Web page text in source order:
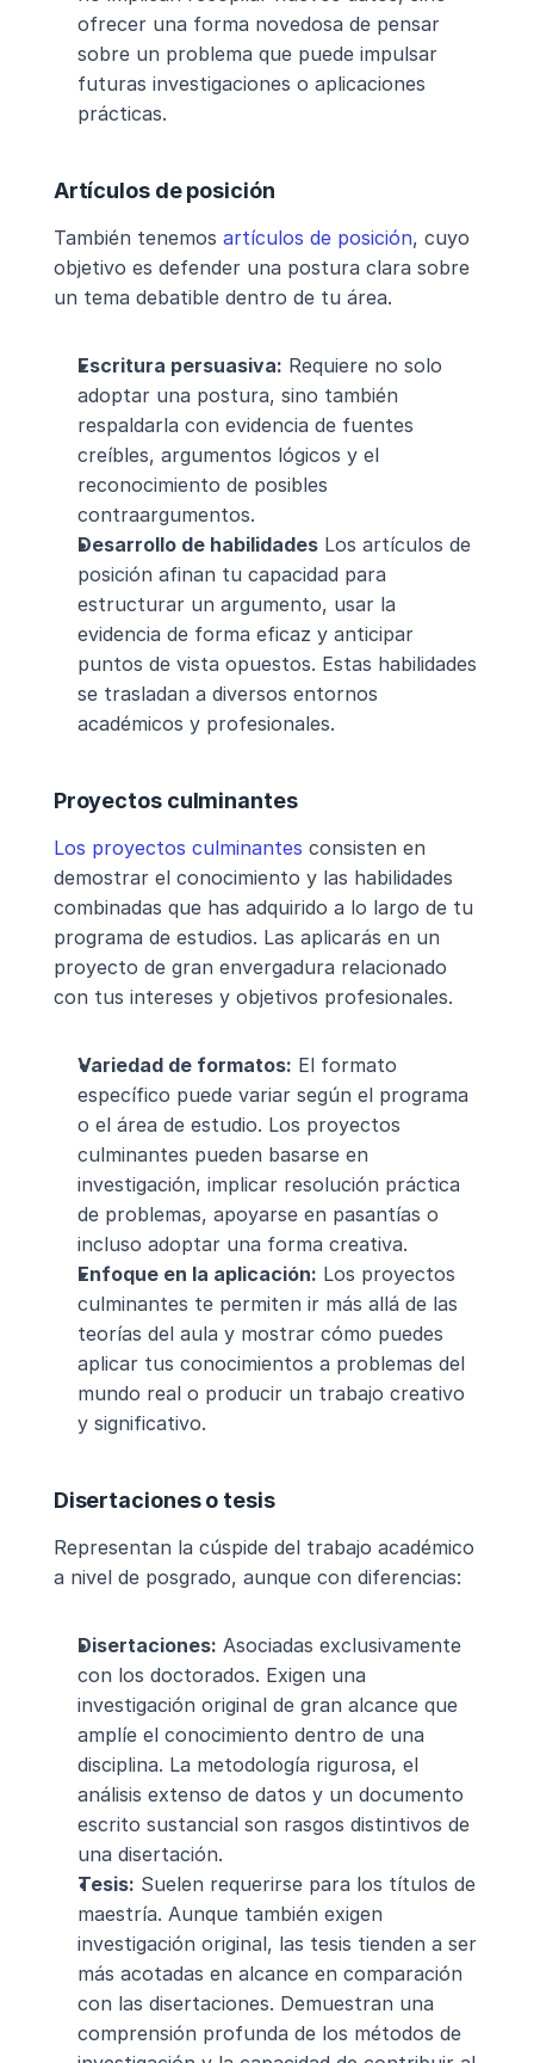
ofrecer una forma novedosa de pensar
sobre un problema que puede impulsar
futuras investigaciones o aplicaciones
prácticas.
Artículos de posición
También tenemos artículos de posición, cuyo
objetivo es defender una postura clara sobre
un tema debatible dentro de tu área.
Escritura persuasiva: Requiere no solo
adoptar una postura, sino también
respaldarla con evidencia de fuentes
creíbles, argumentos lógicos y el
reconocimiento de posibles
contraargumentos.
Desarrollo de habilidades Los artículos de
posición afinan tu capacidad para
estructurar un argumento, usar la
evidencia de forma eficaz y anticipar
puntos de vista opuestos. Estas habilidades
se trasladan a diversos entornos
académicos y profesionales.
Proyectos culminantes
Los proyectos culminantes consisten en
demostrar el conocimiento y las habilidades
combinadas que has adquirido a lo largo de tu
programa de estudios. Las aplicarás en un
proyecto de gran envergadura relacionado
con tus intereses y objetivos profesionales.
Variedad de formatos: El formato
específico puede variar según el programa
o el área de estudio. Los proyectos
culminantes pueden basarse en
investigación, implicar resolución práctica
de problemas, apoyarse en pasantías o
incluso adoptar una forma creativa.
Enfoque en la aplicación: Los proyectos
culminantes te permiten ir más allá de las
teorías del aula y mostrar cómo puedes
aplicar tus conocimientos a problemas del
mundo real o producir un trabajo creativo
y significativo.
Disertaciones o tesis
Representan la cúspide del trabajo académico
a nivel de posgrado, aunque con diferencias:
Disertaciones: Asociadas exclusivamente
con los doctorados. Exigen una
investigación original de gran alcance que
amplíe el conocimiento dentro de una
disciplina. La metodología rigurosa, el
análisis extenso de datos y un documento
escrito sustancial son rasgos distintivos de
una disertación.
Tesis: Suelen requerirse para los títulos de
maestría. Aunque también exigen
investigación original, las tesis tienden a ser
más acotadas en alcance en comparación
con las disertaciones. Demuestran una
comprensión profunda de los métodos de